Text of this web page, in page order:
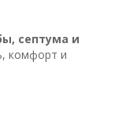
септума и
комфорт и